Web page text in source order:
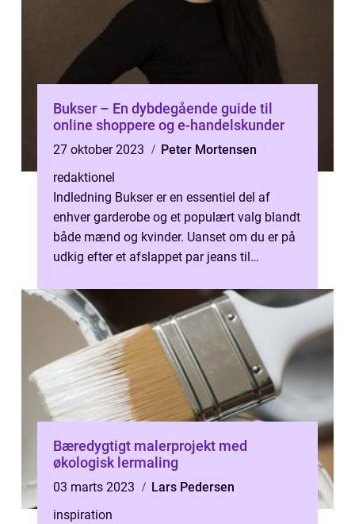
Bukser – En dybdegående guide til
online shoppere og e-handelskunder
27 oktober 2023
Peter Mortensen
redaktionel
Indledning Bukser er en essentiel del af
enhver garderobe og et populært valg blandt
både mænd og kvinder. Uanset om du er på
udkig efter et afslappet par jeans til
Bæredygtigt malerprojekt med
økologisk lermaling
03 marts 2023
Lars Pedersen
inspiration